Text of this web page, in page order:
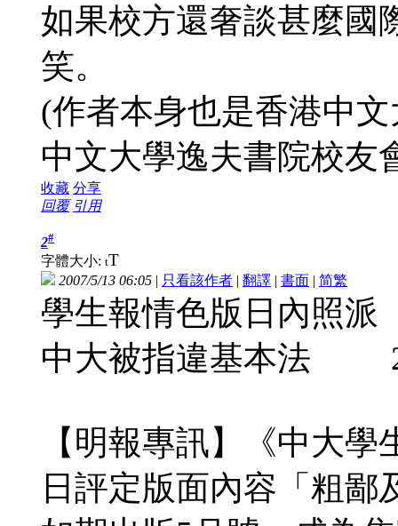
如果校方還奢談甚麼國
笑。
(作者本身也是香港中
中文大學逸夫書院校友
收藏 分享
回覆 引用
2#
字體大小: tT
2007/5/13 06:05 | 只看該作者 | 翻譯 | 書面 | 简繁
學生報情色版日內照派
中大被指違基本法
【明報專訊】《中大
日評定版面內容「粗鄙